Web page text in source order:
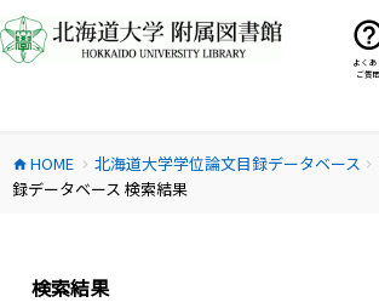
ン
テ
ス
キ
よくあ
ご質問
home HOME chevron_right 北海道大学学位論文目録データベース chevron_right
録データベース 検索結果
検索結果